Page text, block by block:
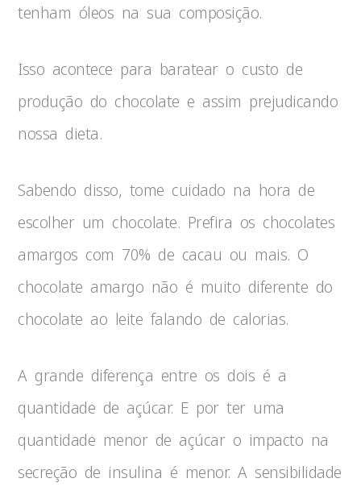
tenham óleos na sua composição.
Isso acontece para baratear o custo de
produção do chocolate e assim prejudicando
nossa dieta.
Sabendo disso, tome cuidado na hora de
escolher um chocolate. Prefira os chocolates
amargos com 70% de cacau ou mais. O
chocolate amargo não é muito diferente do
chocolate ao leite falando de calorias.
A grande diferença entre os dois é a
quantidade de açúcar. E por ter uma
quantidade menor de açúcar o impacto na
secreção de insulina é menor. A sensibilidade